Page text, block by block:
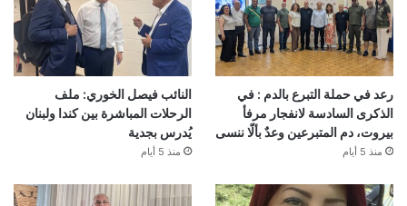
رعد في حملة التبرع بالدم : في
الذكرى السادسة لانفجار مرفأ
بيروت، دم المتبرعين وعدٌ بألّا ننسى
منذ 5 أيام
النائب فيصل الخوري: ملف
الرحلات المباشرة بين كندا ولبنان
يُدرس بجدية
منذ 5 أيام